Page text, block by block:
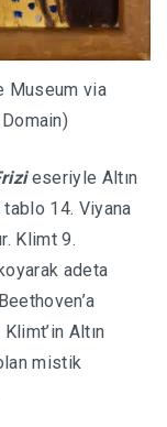
Museum via
eseriyle Altın
14. Viyana
Klimt 9.
adeta
Altın
mistik